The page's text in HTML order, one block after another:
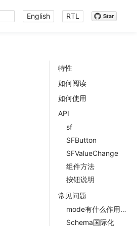
English RTL Star
特性
如何阅读
如何使用
API
sf
SFButton
SFValueChange
组件方法
按钮说明
常见问题
mode有什么作用？
Schema国际化